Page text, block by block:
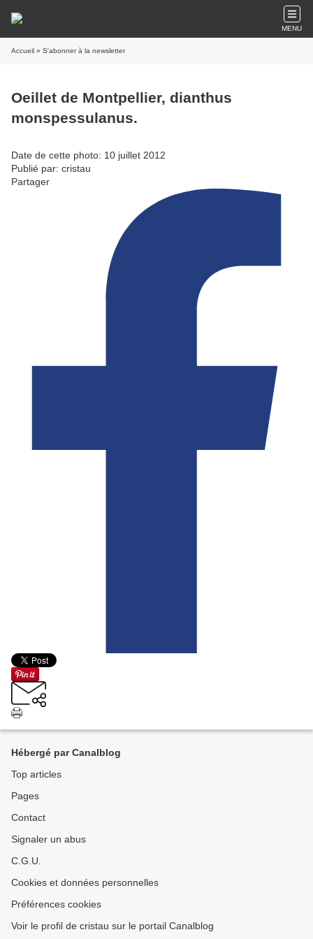
MENU
Accueil » S'abonner à la newsletter
Oeillet de Montpellier, dianthus
monspessulanus.
Date de cette photo: 10 juillet 2012
Publié par: cristau
Partager
Hébergé par Canalblog
Top articles
Pages
Contact
Signaler un abus
C.G.U.
Cookies et données personnelles
Préférences cookies
Voir le profil de cristau sur le portail Canalblog